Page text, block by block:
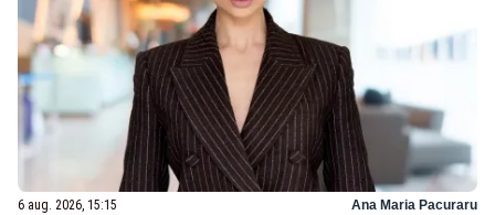
6 aug. 2026, 15:15 Ana Maria Pacuraru